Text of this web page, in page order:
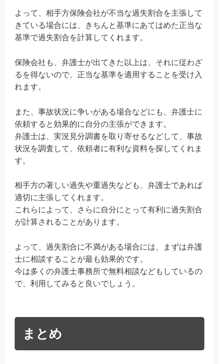
よって、相手方保険会社が不当な過失割合を主張して
きている場合には、きちんと基準にあてはめた正当な
基準で過失割合を計算してくれます。
保険会社も、弁護士が出てきた以上は、それに従わざ
るを得ないので、正当な基準を適用することを受け入
れます。
また、事故状況に争いがある場合などにも、弁護士に
依頼すると効果的に自分の主張ができます。
弁護士は、実況見分調書を取り寄せるなどして、事故
状況を調査して、依頼者に有利な資料を探してくれま
す。
相手方の著しい過失や重過失なども、弁護士であれば
適切に主張してくれます。
これらによって、さらに自分にとって有利に過失割合
が計算されることがあります。
よって、過失割合に不満がある場合には、まずは弁護
士に相談することが最も効果的です。
今は多くの弁護士事務所で無料相談などもしているの
で、利用してみると良いでしょう。
まとめ